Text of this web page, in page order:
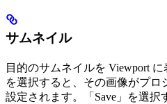
サムネイル
目的のサムネイルを Viewport に
を選択すると、その画像がプロ
設定されます。「Save」を選